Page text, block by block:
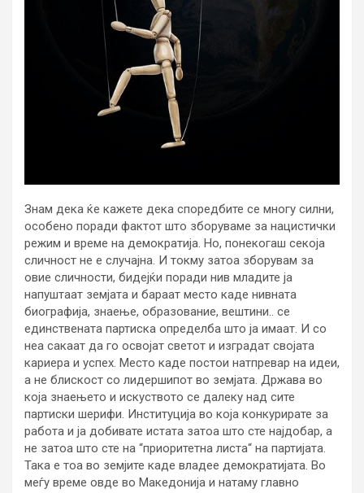
Знам дека ќе кажете дека споредбите се многу силни,
особено поради фактот што зборуваме за нацистички
режим и време на демократија. Но, понекогаш секоја
сличност не е случајна. И токму затоа зборувам за
овие сличности, бидејќи поради нив младите ја
напуштаат земјата и бараат место каде нивната
биографија, знаење, образование, вештини.. се
единствената партиска определба што ја имаат. И со
неа сакаат да го освојат светот и изградат својата
кариера и успех. Место каде постои натпревар на идеи,
а не блискост со лидершипот во земјата. Држава во
која знаењето и искуството се далеку над сите
партиски шерифи. Институција во која конкурирате за
работа и ја добивате истата затоа што сте најдобар, а
не затоа што сте на “приоритетна листа“ на партијата.
Така е тоа во земјите каде владее демократијата. Во
меѓу време овде во Македонија и натаму главно